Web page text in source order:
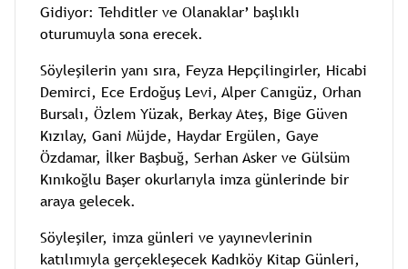
Gidiyor: Tehditler ve Olanaklar’ başlıklı
oturumuyla sona erecek.
Söyleşilerin yanı sıra, Feyza Hepçilingirler, Hicabi
Demirci, Ece Erdoğuş Levi, Alper Canıgüz, Orhan
Bursalı, Özlem Yüzak, Berkay Ateş, Bige Güven
Kızılay, Gani Müjde, Haydar Ergülen, Gaye
Özdamar, İlker Başbuğ, Serhan Asker ve Gülsüm
Kınıkoğlu Başer okurlarıyla imza günlerinde bir
araya gelecek.
Söyleşiler, imza günleri ve yayınevlerinin
katılımıyla gerçekleşecek Kadıköy Kitap Günleri,